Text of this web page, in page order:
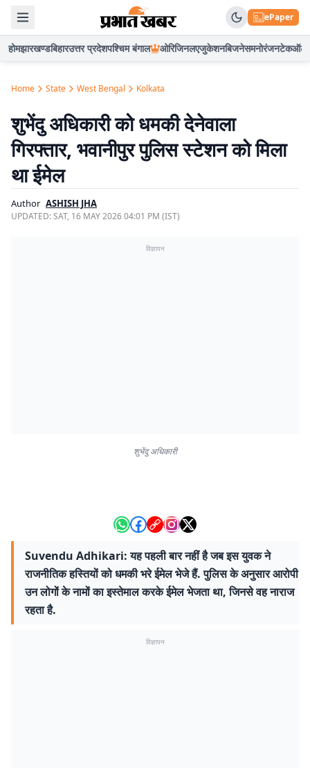
ePaper
होमझारखण्डबिहारउत्तर प्रदेशपश्चिम बंगाल ओरिजिनलएजुकेशनबिजनेसमनोरंजनटेकऑटो
Home State West Bengal Kolkata
शुभेंदु अधिकारी को धमकी देनेवाला
गिरफ्तार, भवानीपुर पुलिस स्टेशन को मिला
था ईमेल
Author ASHISH JHA
UPDATED:SAT, 16 MAY 2026 04:01 PM (IST)
विज्ञापन
शुभेंदु अधिकारी
Suvendu Adhikari: यह पहली बार नहीं है जब इस युवक ने
राजनीतिक हस्तियों को धमकी भरे ईमेल भेजे हैं. पुलिस के अनुसार आरोपी
उन लोगों के नामों का इस्तेमाल करके ईमेल भेजता था, जिनसे वह नाराज
रहता है.
विज्ञापन